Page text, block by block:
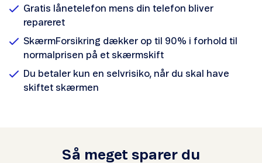
Gratis lånetelefon mens din telefon bliver
repareret
SkærmForsikring dækker op til 90% i forhold til
normalprisen på et skærmskift
Du betaler kun en selvrisiko, når du skal have
skiftet skærmen
Så meget sparer du